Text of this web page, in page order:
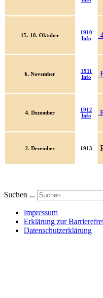
15.-18. Oktober
1910
Info
6. November
1911
Info
4. Dezember
1912
Info
2. Dezember 1913
Suchen ...
Impressum
Erklärung zur
Datenschutzerklärung